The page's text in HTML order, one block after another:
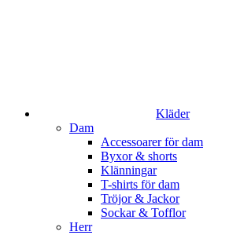
Kläder
Dam
Accessoarer för dam
Byxor & shorts
Klänningar
T-shirts för dam
Tröjor & Jackor
Sockar & Tofflor
Herr